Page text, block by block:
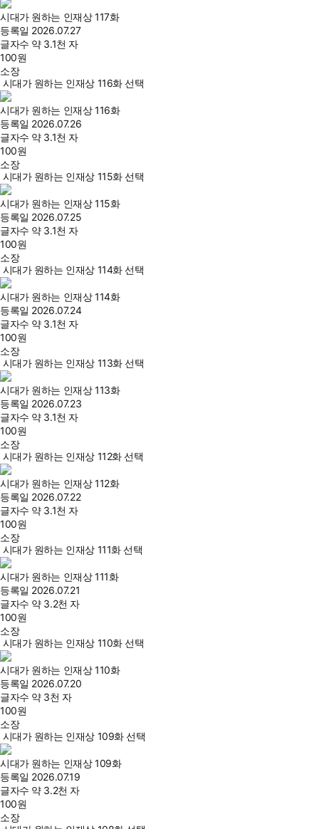
시대가 원하는 인재상 117화
등록일 2026.07.27
글자수 약 3.1천 자
100원
소장
시대가 원하는 인재상 116화 선택
시대가 원하는 인재상 116화
등록일 2026.07.26
글자수 약 3.1천 자
100원
소장
시대가 원하는 인재상 115화 선택
시대가 원하는 인재상 115화
등록일 2026.07.25
글자수 약 3.1천 자
100원
소장
시대가 원하는 인재상 114화 선택
시대가 원하는 인재상 114화
등록일 2026.07.24
글자수 약 3.1천 자
100원
소장
시대가 원하는 인재상 113화 선택
시대가 원하는 인재상 113화
등록일 2026.07.23
글자수 약 3.1천 자
100원
소장
시대가 원하는 인재상 112화 선택
시대가 원하는 인재상 112화
등록일 2026.07.22
글자수 약 3.1천 자
100원
소장
시대가 원하는 인재상 111화 선택
시대가 원하는 인재상 111화
등록일 2026.07.21
글자수 약 3.2천 자
100원
소장
시대가 원하는 인재상 110화 선택
시대가 원하는 인재상 110화
등록일 2026.07.20
글자수 약 3천 자
100원
소장
시대가 원하는 인재상 109화 선택
시대가 원하는 인재상 109화
등록일 2026.07.19
글자수 약 3.2천 자
100원
소장